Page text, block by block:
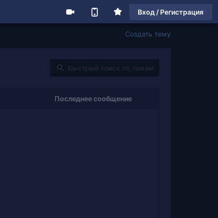
Вход / Регистрация
Создать тему
Последнее сообщение